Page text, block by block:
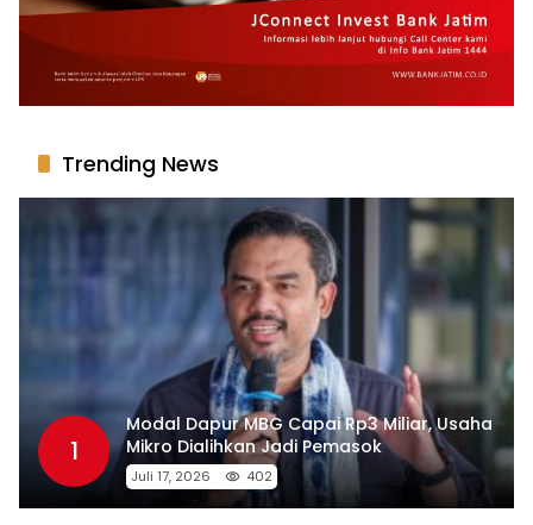
Trending News
1
Modal Dapur MBG Capai Rp3 Miliar, Usaha
Mikro Dialihkan Jadi Pemasok
Juli 17, 2026 402